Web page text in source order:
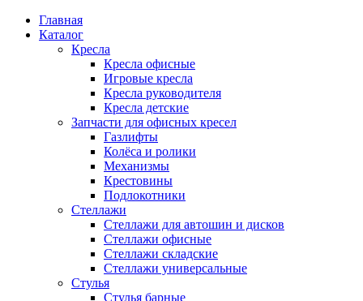
Главная
Каталог
Кресла
Кресла офисные
Игровые кресла
Кресла руководителя
Кресла детские
Запчасти для офисных кресел
Газлифты
Колёса и ролики
Механизмы
Крестовины
Подлокотники
Стеллажи
Стеллажи для автошин и дисков
Стеллажи офисные
Стеллажи складские
Стеллажи универсальные
Стулья
Стулья барные